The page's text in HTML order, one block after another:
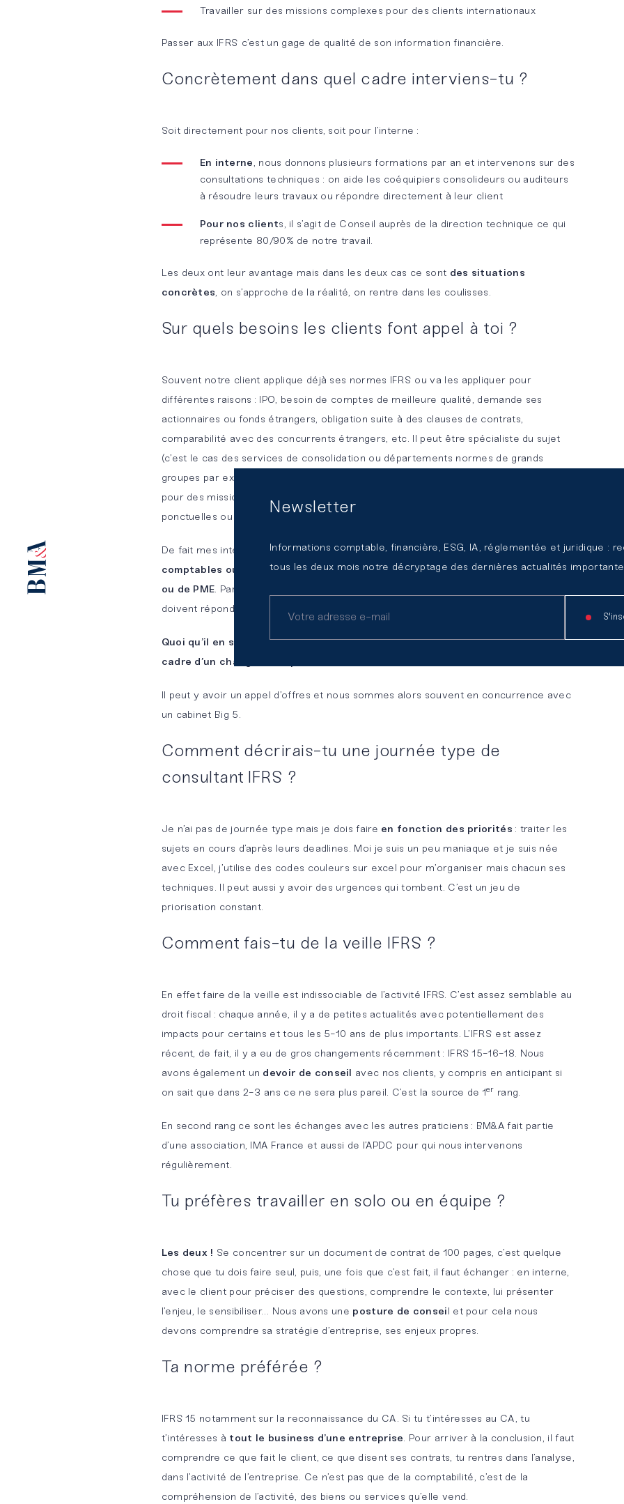
Travailler sur des missions complexes pour des clients internationaux
Passer aux IFRS c’est un gage de qualité de son information financière.
Concrètement dans quel cadre interviens-tu ?
Soit directement pour nos clients, soit pour l’interne :
En interne, nous donnons plusieurs formations par an et intervenons sur des
consultations techniques : on aide les coéquipiers consolideurs ou auditeurs
à résoudre leurs travaux ou répondre directement à leur client
Pour nos clients, il s’agit de Conseil auprès de la direction technique ce qui
représente 80/90% de notre travail.
Les deux ont leur avantage mais dans les deux cas ce sont des situations
concrètes, on s’approche de la réalité, on rentre dans les coulisses.
Sur quels besoins les clients font appel à toi ?
Souvent notre client applique déjà ses normes IFRS ou va les appliquer pour
différentes raisons : IPO, besoin de comptes de meilleure qualité, demande ses
actionnaires ou fonds étrangers, obligation suite à des clauses de contrats,
comparabilité avec des concurrents étrangers, etc. Il peut être spécialiste du sujet
(c’est le cas des services de consolidation ou départements normes de grands
groupes par exemple) ou avoir une connaissance générale et ils font appel à nous
pour des missions de transition IFRS, des sujets en particuliers, des missions
ponctuelles ou simplement des missions qui prennent du temps qu’ils n’ont pas.
De fait mes interlocuteurs sont très variés : ils peuvent êtreDAF, directeurs
comptables ou consolideurs, contrôleurs financiers de Grands groupes, d’ETI
ou de PME. Par exemple dans le cadre d’IPO, les start-ups qui rentrent en bourse
doivent répondre à des normes IFRS.
Quoi qu’il en soit, derrière IFRS, il y a un enjeu : la mission s’inscrit dans le
cadre d’un changement, particulièrement lors d’une mission de transition
Il peut y avoir un appel d’offres et nous sommes alors souvent en concurrence avec
un cabinet Big 5.
Comment décrirais-tu une journée type de
consultant IFRS ?
Je n’ai pas de journée type mais je dois faire en fonction des priorités : traiter les
sujets en cours d’après leurs deadlines. Moi je suis un peu maniaque et je suis née
avec Excel, j’utilise des codes couleurs sur excel pour m’organiser mais chacun ses
techniques. Il peut aussi y avoir des urgences qui tombent. C’est un jeu de
priorisation constant.
Comment fais-tu de la veille IFRS ?
En effet faire de la veille est indissociable de l’activité IFRS. C’est assez semblable au
droit fiscal : chaque année, il y a de petites actualités avec potentiellement des
impacts pour certains et tous les 5-10 ans de plus importants. L’IFRS est assez
récent, de fait, il y a eu de gros changements récemment : IFRS 15-16-18. Nous
avons également un devoir de conseil
avec nos clients, y compris en anticipant si
on sait que dans 2-3 ans ce ne sera plus pareil. C’est la source de 1er rang.
En second rang ce sont les échanges avec les autres praticiens : BM&A fait partie
d’une association, IMA France et aussi de l’APDC pour qui nous intervenons
régulièrement.
Tu préfères travailler en solo ou en équipe ?
Les deux ! Se concentrer sur un document de contrat de 100 pages, c’est quelque
chose que tu dois faire seul, puis, une fois que c’est fait, il faut échanger : en interne,
avec le client pour préciser des questions, comprendre le contexte, lui présenter
l’enjeu, le sensibiliser… Nous avons une posture de consei l et pour cela nous
devons comprendre sa stratégie d’entreprise, ses enjeux propres.
Ta norme préférée ?
IFRS 15 notamment sur la reconnaissance du CA. Si tu t’intéresses au CA, tu
t’intéresses à tout le business d’une entreprise. Pour arriver à la conclusion, il faut
comprendre ce que fait le client, ce que disent ses contrats, tu rentres dans l’analyse,
dans l’activité de l’entreprise. Ce n’est pas que de la comptabilité, c’est de la
compréhension de l’activité, des biens ou services qu’elle vend.
Newsletter
Informations comptable, financière, ESG, IA, réglementée et juridique :
tous les deux mois notre décryptage des dernières actualités